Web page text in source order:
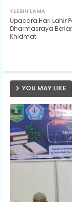
LEBIH LAMA
Upacara Hari Lahir
Dharmasraya
Khidmat
YOU MAY LIKE